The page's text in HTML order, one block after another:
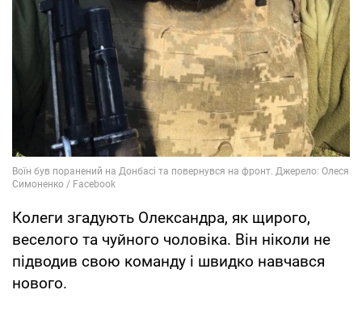
Колеги згадують Олександра, як щирого,
веселого та чуйного чоловіка. Він ніколи не
підводив свою команду і швидко навчався
нового.